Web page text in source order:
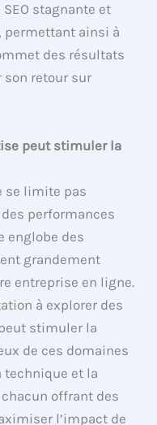
stagnante et
permettant ainsi à
des résultats
son retour sur
peut stimuler la
se limite pas
performances
englobe des
grandement
entreprise en ligne.
à explorer des
stimuler la
de ces domaines
technique et la
offrant des
l’impact de